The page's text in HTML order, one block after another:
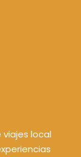
viajes local